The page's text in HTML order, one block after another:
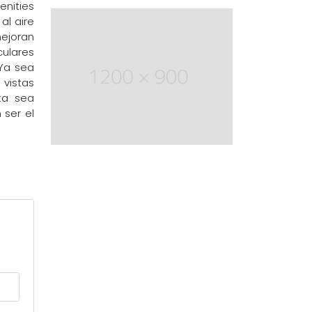
aire
sea
sea
ser el